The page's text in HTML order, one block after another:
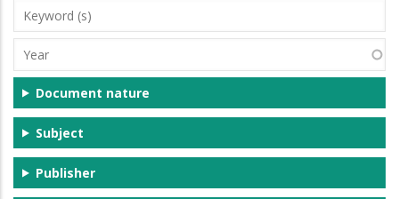
Keyword
(s)
Year
Document nature
Subject
Publisher